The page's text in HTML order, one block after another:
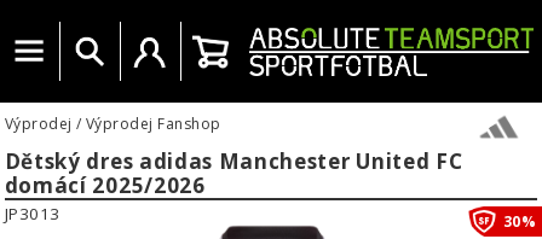
Menu Vyhledat Uživatelský účet
Košík
Výprodej / Výprodej Fanshop
Dětský dres adidas Manchester United FC
domácí 2025/2026
JP3013 30%